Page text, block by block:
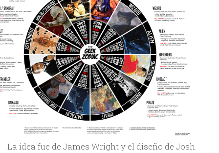
La idea fue de James Wright y el diseño de Josh